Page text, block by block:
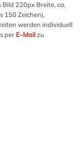
Bild 220px Breite, ca.
150 Zeichen),
werden individuell
per E-Mailzu